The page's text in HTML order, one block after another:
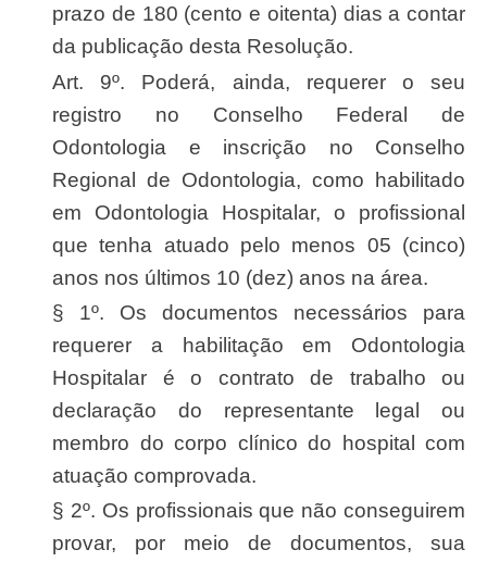
prazo de 180 (cento e oitenta) dias a contar
da publicação desta Resolução.
Art. 9º. Poderá, ainda, requerer o seu
registro no Conselho Federal de
Odontologia e inscrição no Conselho
Regional de Odontologia, como habilitado
em Odontologia Hospitalar, o profissional
que tenha atuado pelo menos 05 (cinco)
anos nos últimos 10 (dez) anos na área.
§ 1º. Os documentos necessários para
requerer a habilitação em Odontologia
Hospitalar é o contrato de trabalho ou
declaração do representante legal ou
membro do corpo clínico do hospital com
atuação comprovada.
§ 2º. Os profissionais que não conseguirem
provar, por meio de documentos, sua